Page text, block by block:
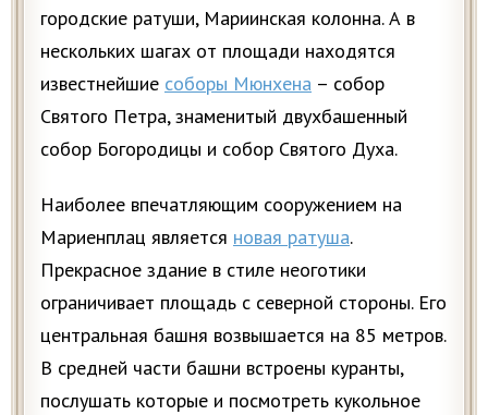
городские ратуши, Мариинская колонна. А в
нескольких шагах от площади находятся
известнейшие соборы Мюнхена – собор
Святого Петра, знаменитый двухбашенный
собор Богородицы и собор Святого Духа.
Наиболее впечатляющим сооружением на
Мариенплац является новая ратуша.
Прекрасное здание в стиле неоготики
ограничивает площадь с северной стороны. Его
центральная башня возвышается на 85 метров.
В средней части башни встроены куранты,
послушать которые и посмотреть кукольное